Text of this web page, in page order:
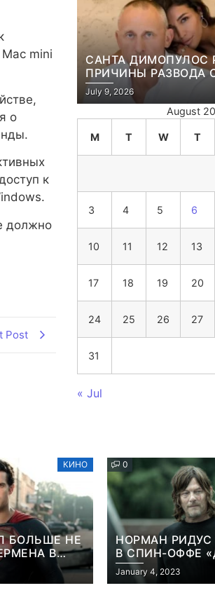
mini
о
к
должно
Post
САНТА ДИМОПУЛОС
ПРИЧИНЫ РАЗВОДА
БИЗНЕСМЕНОМ
July 9, 2026
August
M T W T
3 4 5 6
10 11 12 13
17 18 19 20
24 25 26 27
31
« Jul
КИНО
БОЛЬШЕ НЕ
В
ГАННА
0
НОРМАН
В СПИН-ОФФЕ
УИКА»
January 4, 2023